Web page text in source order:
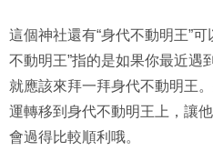
這個神社還有“身代不動明王”
不動明王”指的是如果你最近遇
就應該來拜一拜身代不動明王
運轉移到身代不動明王上，讓
會過得比較順利哦。